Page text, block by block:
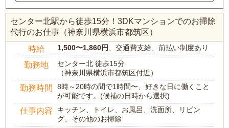
センター北駅から徒歩15分！3DKマンションでのお掃除
代行のお仕事（神奈川県横浜市都筑区）
時給 1,500〜1,860円 、交通費支給、前払い制度あり
勤務地
センター北 徒歩15分
（神奈川県横浜市都筑区付近）
勤務時間
8時～20時の間で1時間〜、好きな日に働くこと
が可能です。(候補の日時から選択)
仕事内容
キッチン、トイレ、お風呂、洗面所、リビン
グ、その他のお掃除